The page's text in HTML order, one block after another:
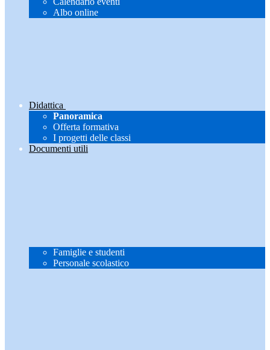
Albo online
Didattica
Panoramica
Offerta formativa
I progetti delle classi
Documenti utili
Famiglie e studenti
Personale scolastico